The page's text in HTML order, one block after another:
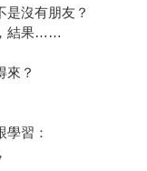
是沒有朋友？
結果……
來？
習：